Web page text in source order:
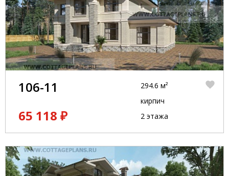
106-11
65 118 ₽
294.6 м²
кирпич
2 этажа